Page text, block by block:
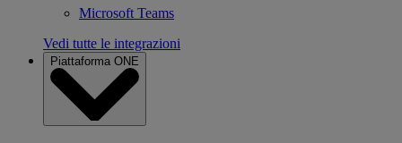
Microsoft Teams
Vedi tutte le integrazioni
Piattaforma ONE